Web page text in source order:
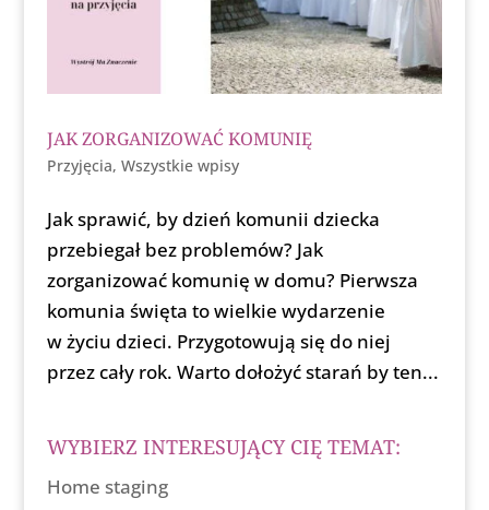
JAK ZORGANIZOWAĆ KOMUNIĘ
Przyjęcia, Wszystkie wpisy
Jak sprawić, by dzień komunii dziecka
przebiegał bez problemów? Jak
zorganizować komunię w domu? Pierwsza
komunia święta to wielkie wydarzenie
w życiu dzieci. Przygotowują się do niej
przez cały rok. Warto dołożyć starań by ten...
WYBIERZ INTERESUJĄCY CIĘ TEMAT:
Home staging